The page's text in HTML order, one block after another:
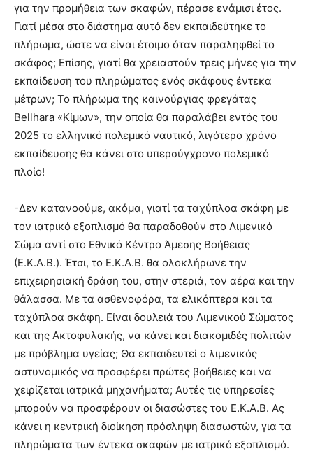
για την προμήθεια των σκαφών, πέρασε ενάμισι έτος.
Γιατί μέσα στο διάστημα αυτό δεν εκπαιδεύτηκε το
πλήρωμα, ώστε να είναι έτοιμο όταν παραληφθεί το
σκάφος; Επίσης, γιατί θα χρειαστούν τρεις μήνες για την
εκπαίδευση του πληρώματος ενός σκάφους έντεκα
μέτρων; Το πλήρωμα της καινούργιας φρεγάτας
Bellhara «Κίμων», την οποία θα παραλάβει εντός του
2025 το ελληνικό πολεμικό ναυτικό, λιγότερο χρόνο
εκπαίδευσης θα κάνει στο υπερσύγχρονο πολεμικό
πλοίο!
-Δεν κατανοούμε, ακόμα, γιατί τα ταχύπλοα σκάφη με
τον ιατρικό εξοπλισμό θα παραδοθούν στο Λιμενικό
Σώμα αντί στο Εθνικό Κέντρο Άμεσης Βοήθειας
(Ε.Κ.Α.Β.). Έτσι, το Ε.Κ.Α.Β. θα ολοκλήρωνε την
επιχειρησιακή δράση του, στην στεριά, τον αέρα και την
θάλασσα. Με τα ασθενοφόρα, τα ελικόπτερα και τα
ταχύπλοα σκάφη. Είναι δουλειά του Λιμενικού Σώματος
και της Ακτοφυλακής, να κάνει και διακομιδές πολιτών
με πρόβλημα υγείας; Θα εκπαιδευτεί ο λιμενικός
αστυνομικός να προσφέρει πρώτες βοήθειες και να
χειρίζεται ιατρικά μηχανήματα; Αυτές τις υπηρεσίες
μπορούν να προσφέρουν οι διασώστες του Ε.Κ.Α.Β. Ας
κάνει η κεντρική διοίκηση πρόσληψη διασωστών, για τα
πληρώματα των έντεκα σκαφών με ιατρικό εξοπλισμό.